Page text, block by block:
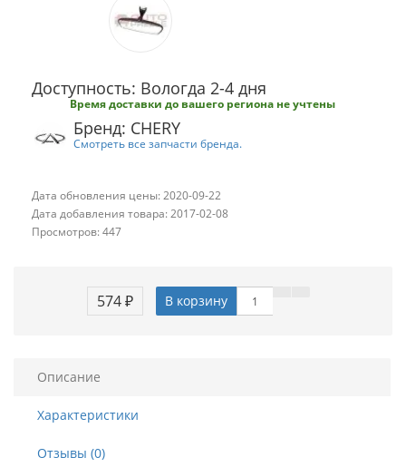
Доступность: Вологда 2-4 дня
Время доставки до вашего региона не учтены
Бренд: CHERY
Смотреть все запчасти бренда.
Дата обновления цены: 2020-09-22
Дата добавления товара: 2017-02-08
Просмотров: 447
574 ₽ В корзину
Описание
Характеристики
Отзывы (0)